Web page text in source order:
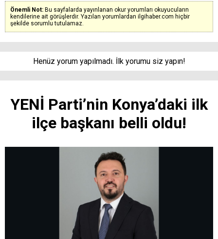
Önemli Not: Bu sayfalarda yayınlanan okur yorumları okuyucuların
kendilerine ait görüşlerdir. Yazılan yorumlardan ilgihaber.com hiçbir
şekilde sorumlu tutulamaz.
Henüz yorum yapılmadı. İlk yorumu siz yapın!
YENİ Parti’nin Konya’daki ilk
ilçe başkanı belli oldu!